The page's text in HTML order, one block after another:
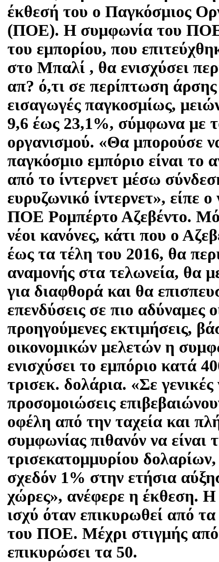
έκθεσή του ο Παγκόσμιος
(ΠΟΕ). Η συμφωνία του ΠΟΕ
του εμπορίου, που
στο Μπαλί , θα ενισχύσει
απ? ό,τι σε περίπτωση
εισαγωγές παγκοσμίως,
9,6 έως 23,1%, σύμφωνα με
οργανισμού. «Θα μπορούσε
παγκόσμιο εμπόριο είναι το
από το ίντερνετ μέσω
ευρυζωνικό ίντερνετ», είπε
ΠΟΕ Ρομπέρτο Αζεβέντο.
νέοι κανόνες, κάτι που ο
έως τα τέλη του 2016, θα
αναμονής στα τελωνεία, θα
για διαφθορά και θα
επενδύσεις σε πιο αδύναμες
προηγούμενες εκτιμήσεις,
οικονομικών μελετών η
ενισχύσει το εμπόριο κατά
τρισεκ. δολάρια. «Σε γενικές
προσομοιώσεις
οφέλη από την ταχεία και
συμφωνίας πιθανόν να είναι
τρισεκατομμυρίου
σχεδόν 1% στην ετήσια
χώρες», ανέφερε η έκθεση.
ισχύ όταν επικυρωθεί από
του ΠΟΕ. Μέχρι στιγμής από
επικυρώσει τα 50.